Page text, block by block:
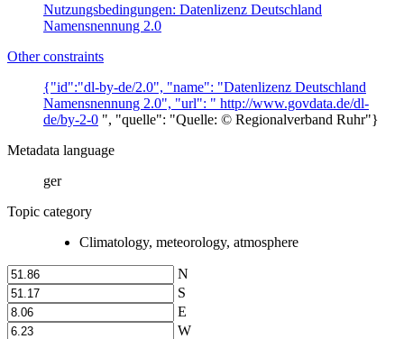
Nutzungsbedingungen: Datenlizenz Deutschland
Namensnennung 2.0
Other constraints
{"id":"dl-by-de/2.0", "name": "Datenlizenz Deutschland
Namensnennung 2.0", "url": " http://www.govdata.de/dl-
de/by-2-0 ", "quelle": "Quelle: © Regionalverband Ruhr"}
Metadata language
ger
Topic category
Climatology, meteorology, atmosphere
N
S
E
W